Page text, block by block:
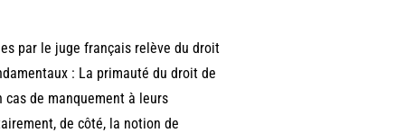
par le juge français relève du droit
: La primauté du droit de
cas de manquement à leurs
de côté, la notion de